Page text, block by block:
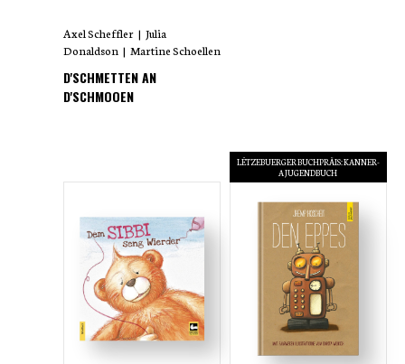
Axel Scheffler | Julia
Donaldson | Martine Schoellen
D'SCHMETTEN AN
D'SCHMOOEN
LËTZEBUERGER BUCHPRÄIS: KANNER-
A JUGENDBUCH